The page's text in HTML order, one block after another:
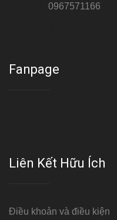
0967571166
Fanpage
Liên Kết Hữu Ích
Điều khoản và điều kiện